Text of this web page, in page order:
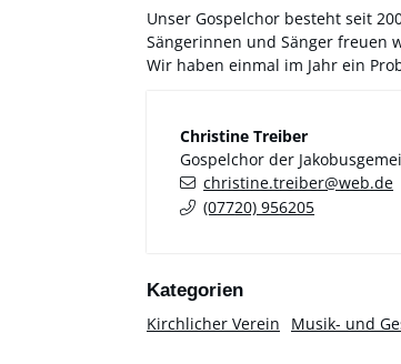
Christine Treiber
Gospelchor der
christine.treiber@web.de
(07720) 956205
Unser Gospelchor besteht seit
Sängerinnen und Sänger freuen
Wir haben einmal im Jahr ein
Kirchlicher Verein Musik- und